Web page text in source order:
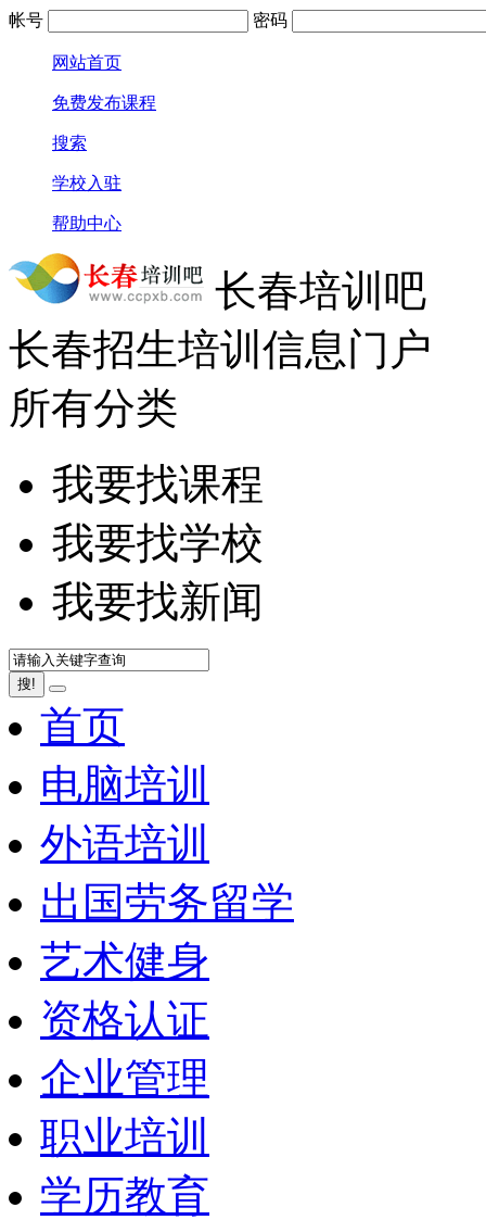
帐号 密码
网站首页
免费发布课程
搜索
学校入驻
帮助中心
长春培训吧
长春招生培训信息门户
所有分类
我要找课程
我要找学校
我要找新闻
搜!
首页
电脑培训
外语培训
出国劳务留学
艺术健身
资格认证
企业管理
职业培训
学历教育